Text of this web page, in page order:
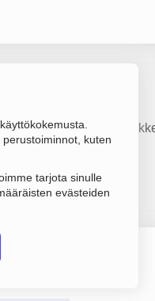
kuten
tarjota sinulle
evästeiden